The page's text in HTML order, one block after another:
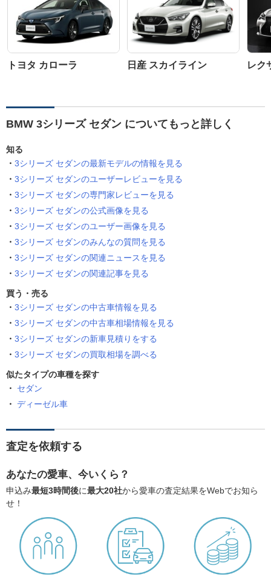
トヨタ カローラ 日産 スカイライン レク
BMW 3シリーズ セダン についてもっと詳しく
知る
3シリーズ セダンの最新モデルの情報を見る
3シリーズ セダンのユーザーレビューを見る
3シリーズ セダンの専門家レビューを見る
3シリーズ セダンの公式画像を見る
3シリーズ セダンのユーザー画像を見る
3シリーズ セダンのみんなの質問を見る
3シリーズ セダンの関連ニュースを見る
3シリーズ セダンの関連記事を見る
買う・売る
3シリーズ セダンの中古車情報を見る
3シリーズ セダンの中古車相場情報を見る
3シリーズ セダンの新車見積りをする
3シリーズ セダンの買取相場を調べる
似たタイプの車種を探す
セダン
ディーゼル車
査定を依頼する
あなたの愛車、今いくら？
申込み最短3時間後に最大20社から愛車の査定結果をWebでお知ら
せ！